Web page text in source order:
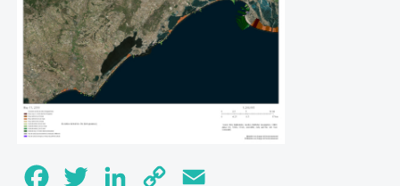
FacebookTwitter LinkedInCopy